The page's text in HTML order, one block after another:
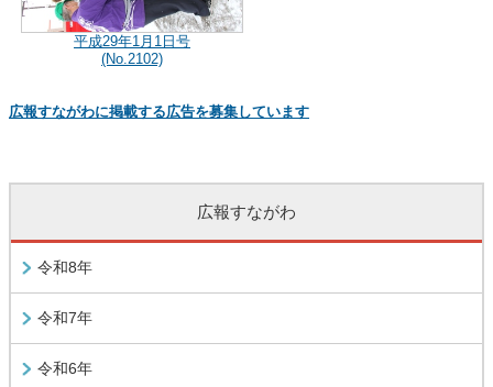
平成29年1月1日号
(No.2102)
広報すながわに掲載する広告を募集しています
広報すながわ
令和8年
令和7年
令和6年